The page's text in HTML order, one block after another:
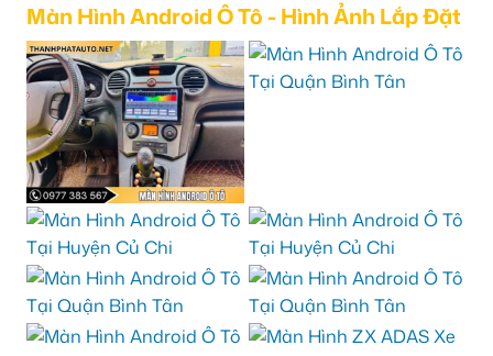
Màn Hình Android Ô Tô - Hình Ảnh Lắp Đặt